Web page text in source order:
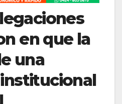
en que la
una